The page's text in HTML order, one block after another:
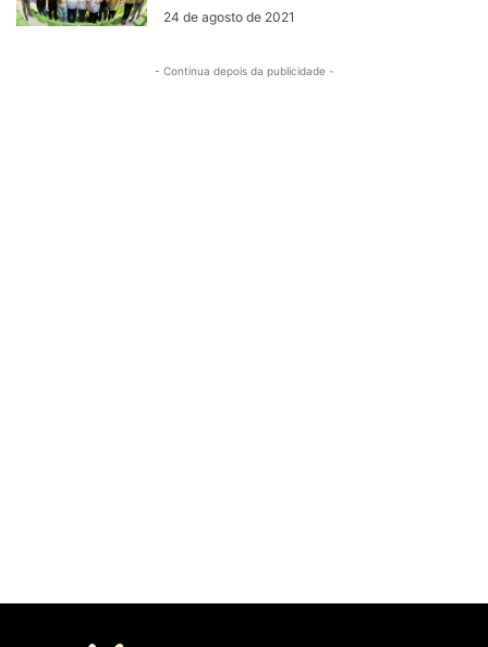
24 de agosto de 2021
- Continua depois da publicidade -